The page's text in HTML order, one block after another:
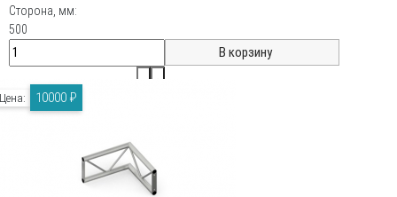
Сторона, мм:
500
Цена: 10000 ₽